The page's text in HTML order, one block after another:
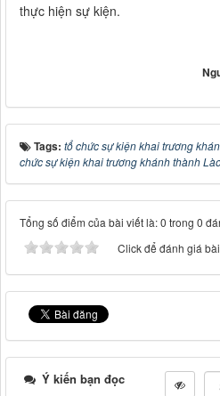
thực hiện sự kiện.
Tags: tổ chức sự kiện khai trương
chức sự kiện khai trương khánh thành
Tổng số điểm của bài viết là: 0 trong 0
Click để đánh giá
Ý kiến bạn đọc